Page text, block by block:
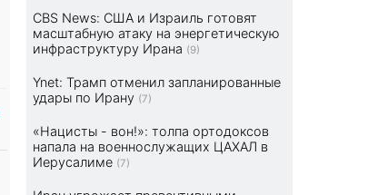
CBS News: США и Израиль готовят
масштабную атаку на энергетическую
инфраструктуру Ирана (9)
Ynet: Трамп отменил запланированные
удары по Ирану (7)
«Нацисты - вон!»: толпа ортодоксов
напала на военнослужащих ЦАХАЛ в
Иерусалиме (7)